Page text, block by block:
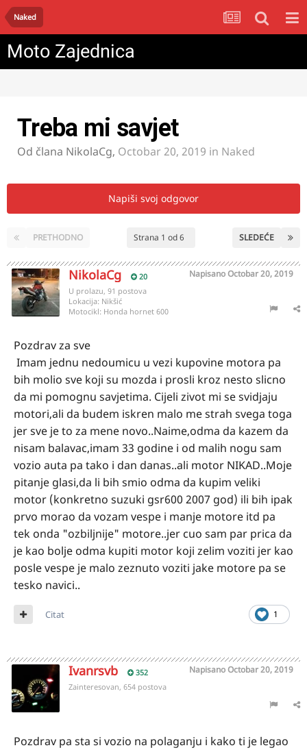
Naked
Moto Zajednica
Treba mi savjet
Od člana NikolaCg, Octobar 20, 2019 in Naked
Napiši svoj odgovor
PRETHODNO SLEDEĆE
Strana 1 od 6
NikolaCg 20 NapisanoOctobar 20, 2019
U prolazu, 91 postova
Lokacija: Nikšić
Motocikl: Honda hornet 600
Pozdrav za sve
Imam jednu nedoumicu u vezi kupovine motora pa
bih molio sve koji su mozda i prosli kroz nesto slicno
da mi pomognu savjetima. Cijeli zivot mi se svidjaju
motori,ali da budem iskren malo me strah svega toga
jer sve je to za mene novo..Naime,odma da kazem da
nisam balavac,imam 33 godine i od malih nogu sam
vozio auta pa tako i dan danas..ali motor NIKAD..Moje
pitanje glasi,da li bih smio odma da kupim veliki
motor (konkretno suzuki gsr600 2007 god) ili bih ipak
prvo morao da vozam vespe i manje motore itd pa
tek onda "ozbiljnije" motore..jer cuo sam par prica da
je kao bolje odma kupiti motor koji zelim voziti jer kao
posle vespe je malo zeznuto voziti jake motore pa se
tesko navici..
1
Citat
Ivanrsvb 352 NapisanoOctobar 20, 2019
Zainteresovan, 654 postova
Pozdrav pa sta si vozio na polaganju i kako ti je legao